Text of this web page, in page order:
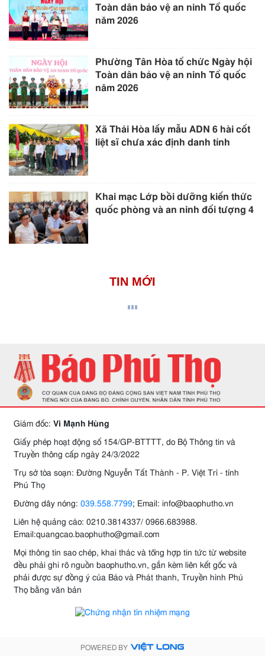
Toàn dân bảo vệ an ninh Tổ quốc
năm 2026
Phường Tân Hòa tổ chức Ngày hội
Toàn dân bảo vệ an ninh Tổ quốc
năm 2026
Xã Thái Hòa lấy mẫu ADN 6 hài cốt
liệt sĩ chưa xác định danh tính
Khai mạc Lớp bồi dưỡng kiến thức
quốc phòng và an ninh đối tượng 4
TIN MỚI
Giám đốc: Vi Mạnh Hùng
Giấy phép hoạt động số 154/GP-BTTTT, do Bộ Thông tin và
Truyền thông cấp ngày 24/3/2022
Trụ sở tòa soạn: Đường Nguyễn Tất Thành - P. Việt Trì - tỉnh
Phú Thọ
Đường dây nóng: 039.558.7799; Email: info@baophutho.vn
Liên hệ quảng cáo: 0210.3814337/ 0966.683988.
Email:quangcao.baophutho@gmail.com
Mọi thông tin sao chép, khai thác và tổng hợp tin tức từ website
đều phải ghi rõ nguồn baophutho.vn, gắn kèm liên kết gốc và
phải được sự đồng ý của Báo và Phát thanh, Truyền hình Phú
Thọ bằng văn bản
POWERED BY